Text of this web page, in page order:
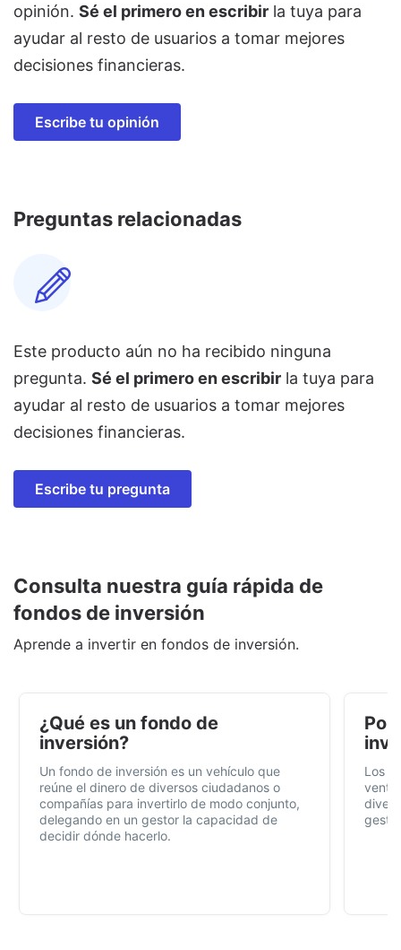
opinión. Sé el primero en escribir la tuya para
ayudar al resto de usuarios a tomar mejores
decisiones financieras.
Escribe tu opinión
Preguntas relacionadas
Este producto aún no ha recibido ninguna
pregunta. Sé el primero en escribir la tuya para
ayudar al resto de usuarios a tomar mejores
decisiones financieras.
Escribe tu pregunta
Consulta nuestra guía rápida de
fondos de inversión
Aprende a invertir en fondos de inversión.
¿Qué es un fondo de
inversión?
Un fondo de inversión es un vehículo que
reúne el dinero de diversos ciudadanos o
compañías para invertirlo de modo conjunto,
delegando en un gestor la capacidad de
decidir dónde hacerlo.
Por
Los